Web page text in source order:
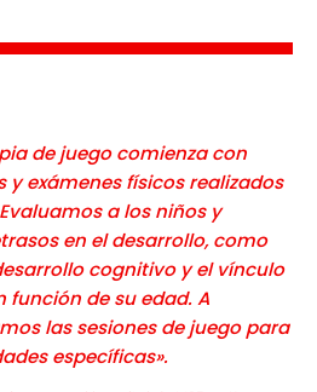
de juego comienza con
y exámenes físicos realizados
a los niños y
en el desarrollo, como
cognitivo y el vínculo
función de su edad. A
las sesiones de juego para
específicas».